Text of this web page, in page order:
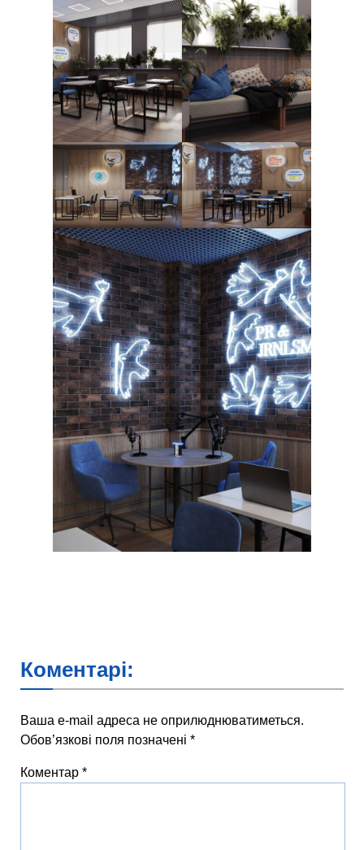
Коментарі:
Ваша e-mail адреса не оприлюднюватиметься.
Обов’язкові поля позначені *
Коментар *